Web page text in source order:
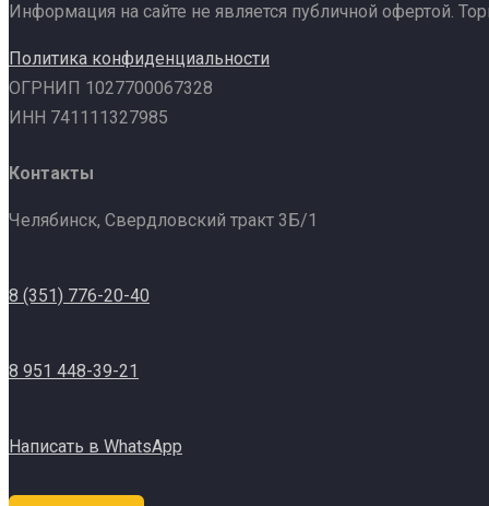
Информация на сайте не является публичной офертой.
Политика конфиденциальности
ОГРНИП 1027700067328
ИНН 741111327985
Контакты
Челябинск, Свердловский тракт 3Б/1
8 (351) 776-20-40
8 951 448-39-21
Написать в WhatsApp